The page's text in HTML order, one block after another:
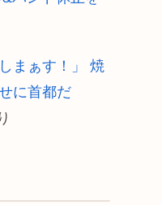
まぁす！」 焼
に首都だ